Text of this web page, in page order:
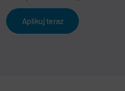
Aplikuj teraz